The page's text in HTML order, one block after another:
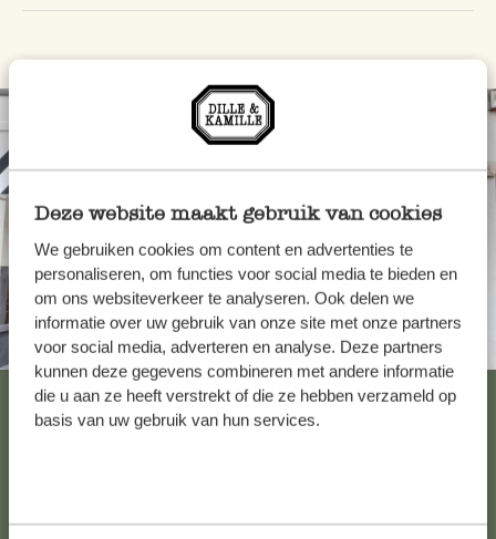
Deze website maakt gebruik van cookies
We gebruiken cookies om content en advertenties te
personaliseren, om functies voor social media te bieden en
om ons websiteverkeer te analyseren. Ook delen we
informatie over uw gebruik van onze site met onze partners
voor social media, adverteren en analyse. Deze partners
kunnen deze gegevens combineren met andere informatie
die u aan ze heeft verstrekt of die ze hebben verzameld op
basis van uw gebruik van hun services.
Immer in der Nähe
Alle 62 Geschäfte anzeigen